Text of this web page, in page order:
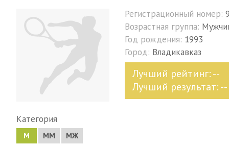
Регистрационный номер:
Возрастная группа:
Год рождения: 1993
Город: Владикавказ
Лучший рейтинг: --
Лучший результат: --
Категория
М MM МЖ